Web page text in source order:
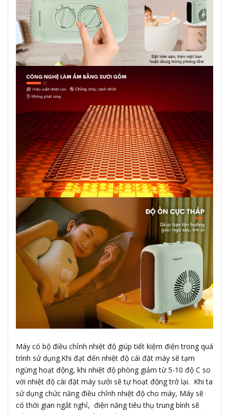
Máy có bộ điều chỉnh nhiệt độ giúp tiết kiệm điện trong quá
trình sử dụng.Khi đạt đến nhiệt độ cái đặt máy sẽ tạm
ngừng hoạt động, khi nhiệt độ phòng giảm từ 5-10 độ C so
với nhiệt độ cài đặt máy sưởi sẽ tự hoạt động trở lại. Khi ta
sử dụng chức năng điều chỉnh nhiệt độ cho máy, Máy sẽ
có thời gian ngắt nghỉ, điện năng tiêu thụ trung bình sẽ